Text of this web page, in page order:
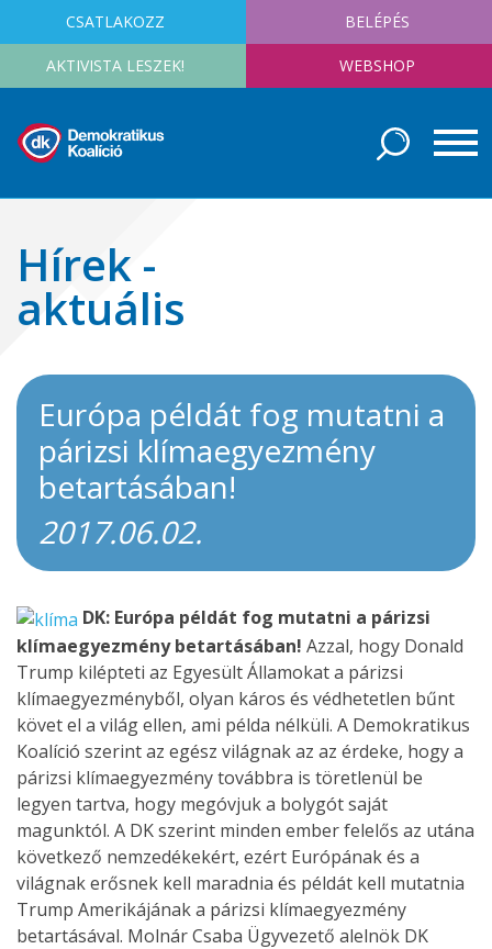
CSATLAKOZZ BELÉPÉS
AKTIVISTA LESZEK! WEBSHOP
Hírek -
aktuális
Európa példát fog mutatni a
párizsi klímaegyezmény
betartásában!
2017.06.02.
DK: Európa példát fog mutatni a párizsi
klímaegyezmény betartásában! Azzal, hogy Donald
Trump kilépteti az Egyesült Államokat a párizsi
klímaegyezményből, olyan káros és védhetetlen bűnt
követ el a világ ellen, ami példa nélküli. A Demokratikus
Koalíció szerint az egész világnak az az érdeke, hogy a
párizsi klímaegyezmény továbbra is töretlenül be
legyen tartva, hogy megóvjuk a bolygót saját
magunktól. A DK szerint minden ember felelős az utána
következő nemzedékekért, ezért Európának és a
világnak erősnek kell maradnia és példát kell mutatnia
Trump Amerikájának a párizsi klímaegyezmény
betartásával. Molnár Csaba Ügyvezető alelnök DK